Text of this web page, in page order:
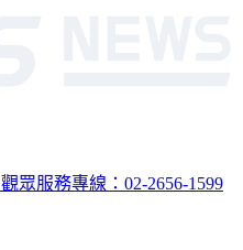
觀眾服務專線：02-2656-1599